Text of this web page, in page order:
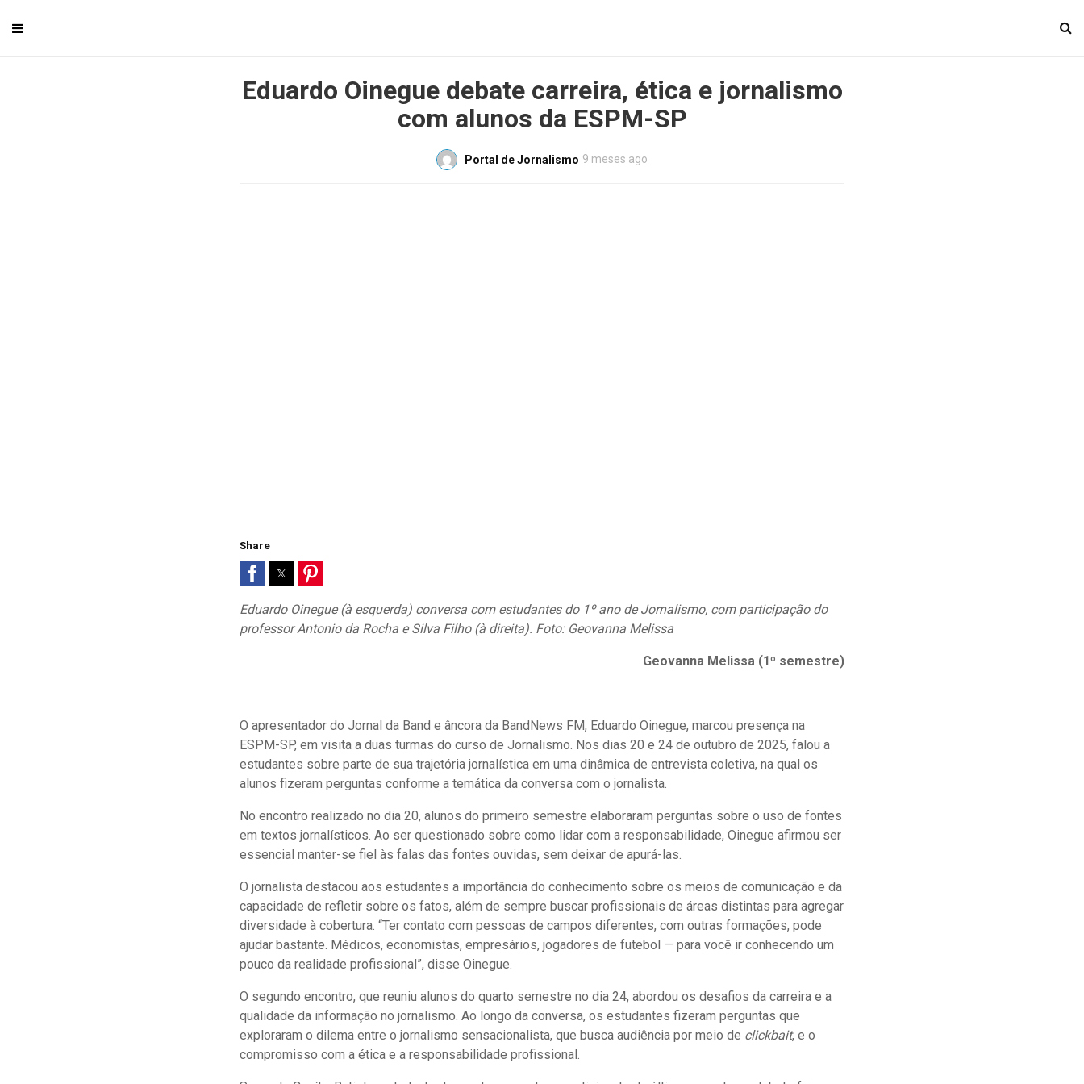
Eduardo Oinegue debate carreira, ética e jornalismo
com alunos da ESPM-SP
Portal de Jornalismo 9 meses ago
Share
Eduardo Oinegue (à esquerda) conversa com estudantes do 1º ano de Jornalismo, com participação do
professor Antonio da Rocha e Silva Filho (à direita). Foto: Geovanna Melissa
Geovanna Melissa (1º semestre)
O apresentador do Jornal da Band e âncora da BandNews FM, Eduardo Oinegue, marcou presença na
ESPM-SP, em visita a duas turmas do curso de Jornalismo. Nos dias 20 e 24 de outubro de 2025, falou a
estudantes sobre parte de sua trajetória jornalística em uma dinâmica de entrevista coletiva, na qual os
alunos fizeram perguntas conforme a temática da conversa com o jornalista.
No encontro realizado no dia 20, alunos do primeiro semestre elaboraram perguntas sobre o uso de fontes
em textos jornalísticos. Ao ser questionado sobre como lidar com a responsabilidade, Oinegue afirmou ser
essencial manter-se fiel às falas das fontes ouvidas, sem deixar de apurá-las.
O jornalista destacou aos estudantes a importância do conhecimento sobre os meios de comunicação e da
capacidade de refletir sobre os fatos, além de sempre buscar profissionais de áreas distintas para agregar
diversidade à cobertura. “Ter contato com pessoas de campos diferentes, com outras formações, pode
ajudar bastante. Médicos, economistas, empresários, jogadores de futebol — para você ir conhecendo um
pouco da realidade profissional”, disse Oinegue.
O segundo encontro, que reuniu alunos do quarto semestre no dia 24, abordou os desafios da carreira e a
qualidade da informação no jornalismo. Ao longo da conversa, os estudantes fizeram perguntas que
exploraram o dilema entre o jornalismo sensacionalista, que busca audiência por meio de clickbait, e o
compromisso com a ética e a responsabilidade profissional.